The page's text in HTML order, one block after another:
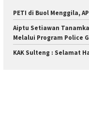
PETI di Buol Menggila,
Aiptu Setiawan
Melalui Program Police
KAK Sulteng : Selamat